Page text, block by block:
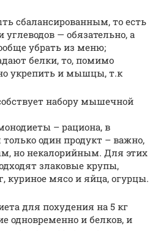
сбалансированным, то есть
углеводов — обязательно, а
убрать из меню;
белки, то, помимо
укрепить и мышцы, т.к
набору мышечной
– рациона, в
только один продукт – важно,
но некалорийным. Для этих
злаковые крупы,
куриное мясо и яйца, огурцы.
для похудения на 5 кг
одновременно и белков, и